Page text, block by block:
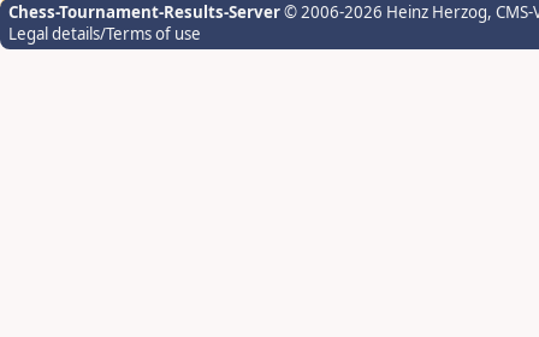
Chess-Tournament-Results-Server© 2006-2026 Heinz Herzog,
Legal details/Terms of use